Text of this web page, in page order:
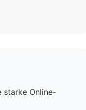
starke Online-